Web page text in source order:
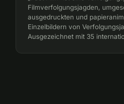
Filmverfolgungsjagden,
ausgedruckten und
Einzelbildern von
Ausgezeichnet mit 35